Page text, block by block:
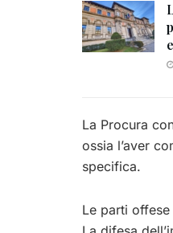
La Procura
ossia l’aver
specifica.
Le parti